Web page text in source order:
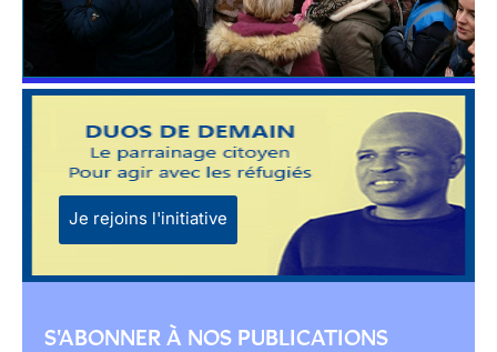
Je rejoins l'initiative
S'ABONNER À NOS PUBLICATIONS